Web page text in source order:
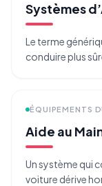
Systèmes
Le terme
conduire plus
ÉQUIPEMENTS
Aide au
Un système qui
voiture dérive